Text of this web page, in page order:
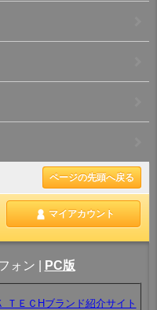
ページの先頭へ戻る
マイアカウント
ォン PC版
ＴＥＣHブランド紹介サイト